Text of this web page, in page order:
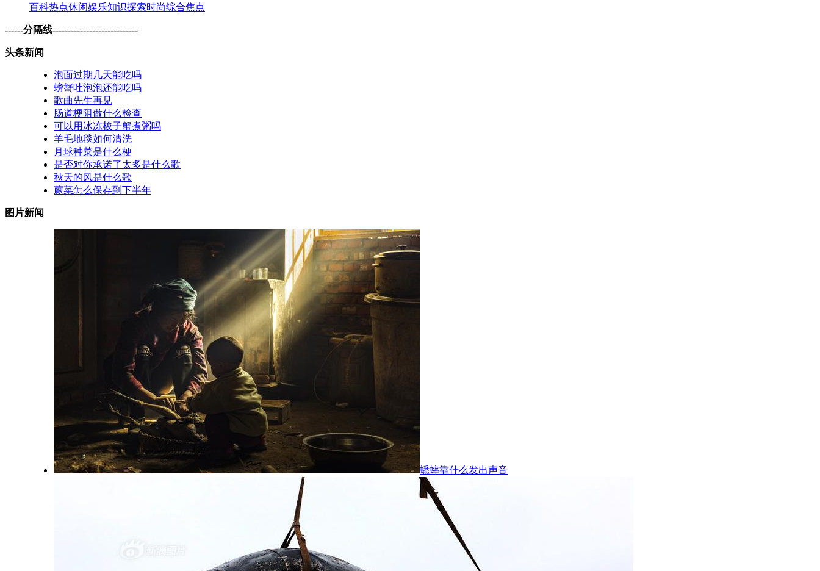
百科热点休闲娱乐知识探索时尚综合焦点
------分隔线----------------------------
头条新闻
泡面过期几天能吃吗
螃蟹吐泡泡还能吃吗
歌曲先生再见
肠道梗阻做什么检查
可以用冰冻梭子蟹煮粥吗
羊毛地毯如何清洗
月球种菜是什么梗
是否对你承诺了太多是什么歌
秋天的风是什么歌
蕨菜怎么保存到下半年
图片新闻
蟋蟀靠什么发出声音